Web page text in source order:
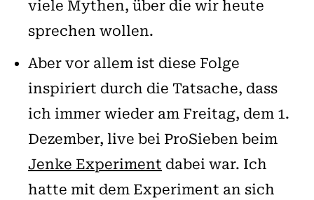
viele Mythen, über die wir heute
sprechen wollen.
Aber vor allem ist diese Folge
inspiriert durch die Tatsache, dass
ich immer wieder am Freitag, dem 1.
Dezember, live bei ProSieben beim
Jenke Experiment dabei war. Ich
hatte mit dem Experiment an sich